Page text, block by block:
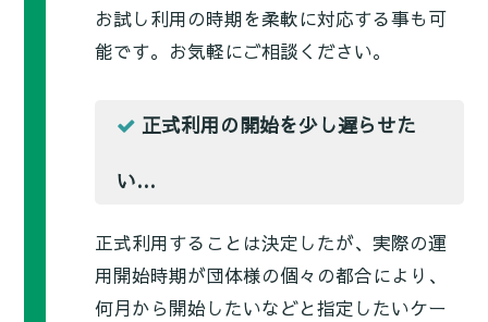
お試し利用の時期を柔軟に対応する事も可
能です。お気軽にご相談ください。
正式利用の開始を少し遅らせた
い…
正式利用することは決定したが、実際の運
用開始時期が団体様の個々の都合により、
何月から開始したいなどと指定したいケー